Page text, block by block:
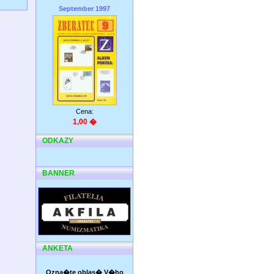
September 1997
Cena:
1,00 �
ODKAZY
BANNER
ANKETA
Ozna�te oblas� V�ho